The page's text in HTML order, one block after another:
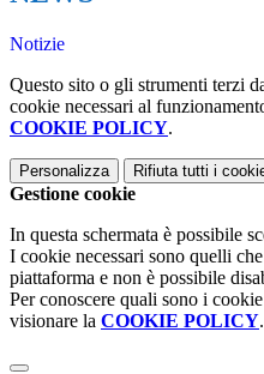
Notizie
Questo sito o gli strumenti terzi
cookie necessari al
COOKIE POLICY.
Personalizza Rifiuta tutti i
Gestione cookie
In questa schermata è possibile
I cookie necessari sono quelli
piattaforma e non è possibile
Per conoscere quali sono i
visionare la COOKIE POLICY.